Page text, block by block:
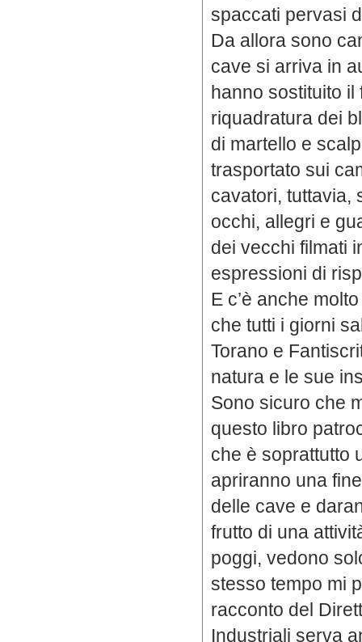
spaccati pervasi
Da allora sono
cave si arriva in
hanno sostituito il
riquadratura dei
di martello e
trasportato sui
cavatori, tuttavia,
occhi, allegri e
dei vecchi filmati
espressioni di
E c’è anche
che tutti i giorni
Torano e
natura e le sue
Sono sicuro che
questo libro
che è soprattutto
apriranno una
delle cave e
frutto di una
poggi, vedono
stesso tempo mi
racconto del
Industriali serva